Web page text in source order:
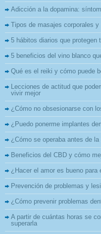
Adicción a la dopamina:
Tipos de masajes corporales
5 hábitos diarios que protegen
5 beneficios del vino blanco
Qué es el reiki y cómo puede
Lecciones de actitud que
vivir mejor
¿Cómo no obsesionarse con
¿Puedo ponerme implantes
¿Cómo se operaba antes de
Beneficios del CBD y cómo
¿Hacer el amor es bueno para
Prevención de problemas y
¿Cómo prevenir problemas
A partir de cuántas horas se
superarla